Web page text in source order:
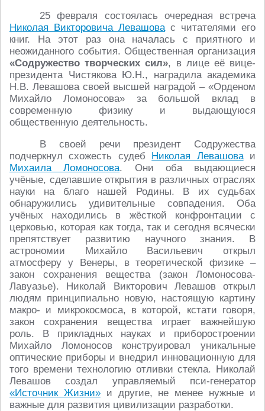
25 февраля состоялась очередная встреча
Николая Викторовича Левашовас читателями его
книг. На этот раз она началась с приятного и
неожиданного события. Общественная организация
«Содружество творческих сил», в лице её вице-
президента Чистякова Ю.Н., наградила академика
Н.В. Левашова своей высшей наградой – «Орденом
Михайло Ломоносова» за большой вклад в
современную физику и выдающуюся
общественную деятельность.
В своей речи президент Содружества
подчеркнул схожесть судеб Николая Левашоваи
Михаила Ломоносова. Они оба выдающиеся
учёные, сделавшие открытия в различных отраслях
науки на благо нашей Родины. В их судьбах
обнаружились удивительные совпадения. Оба
учёных находились в жёсткой конфронтации с
церковью, которая как тогда, так и сегодня всячески
препятствует развитию научного знания. В
астрономии Михайло Васильевич открыл
атмосферу у Венеры, в теоретической физике –
закон сохранения вещества (закон Ломоносова-
Лавуазье). Николай Викторович Левашов открыл
людям принципиально новую, настоящую картину
макро- и микрокосмоса, в которой, кстати говоря,
закон сохранения вещества играет важнейшую
роль. В прикладных науках и приборостроении
Михайло Ломоносов конструировал уникальные
оптические приборы и внедрил инновационную для
того времени технологию отливки стекла. Николай
Левашов создал управляемый пси-генератор
«Источник Жизни»и другие, не менее нужные и
важные для развития цивилизации разработки.